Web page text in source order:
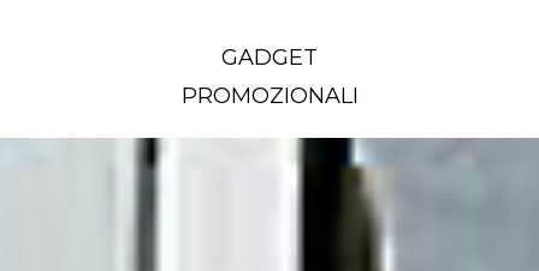
GADGET
PROMOZIONALI